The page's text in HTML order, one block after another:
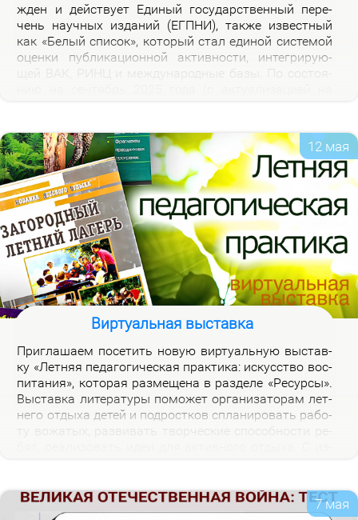
жден и дей­ству­ет Еди­ный го­судар­ствен­ный пе­ре­
чень на­уч­ных из­да­ний (ЕГПНИ), так­же из­вест­ный
как «Бе­лый спи­сок», ко­то­рый стал еди­ной си­сте­мой
оцен­ки пуб­ли­ка­ци­он­ной ак­тив­но­сти, ин­те­гри­ру­ю­
12 мая
Виртуальная выставка
При­гла­ша­ем по­се­тить но­вую вир­ту­аль­ную вы­став­
ку «Лет­няя пе­да­го­ги­че­ская прак­ти­ка: ис­кус­ство вос­
пи­та­ния», ко­то­рая раз­ме­ще­на в раз­де­ле «Ре­сур­сы».
Вы­став­ка ли­те­ра­ту­ры по­мо­жет ор­га­ни­за­то­рам лет­
не­го от­ды­ха де­тей и под­рост­ков спла­ни­ро­вать ра­бо­
вер­си­те­та.
7 мая